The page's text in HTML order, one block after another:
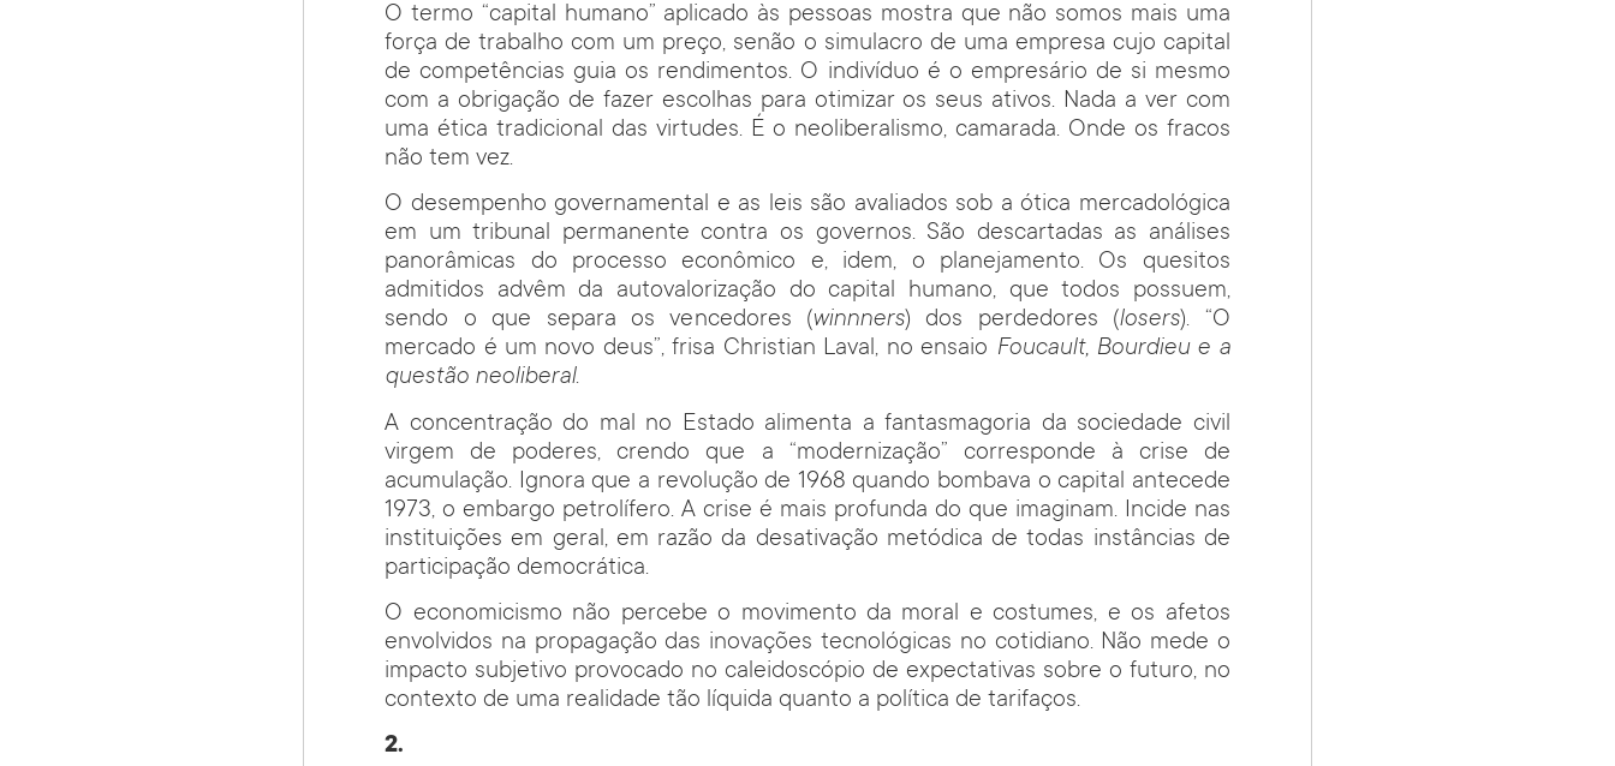
O termo “capital humano” aplicado às pessoas mostra que não somos mais uma
força de trabalho com um preço, senão o simulacro de uma empresa cujo capital
de competências guia os rendimentos. O indivíduo é o empresário de si mesmo
com a obrigação de fazer escolhas para otimizar os seus ativos. Nada a ver com
uma ética tradicional das virtudes. É o neoliberalismo, camarada. Onde os fracos
não tem vez.
O desempenho governamental e as leis são avaliados sob a ótica mercadológica
em um tribunal permanente contra os governos. São descartadas as análises
panorâmicas do processo econômico e, idem, o planejamento. Os quesitos
admitidos advêm da autovalorização do capital humano, que todos possuem,
sendo o que separa os vencedores (winnners) dos perdedores (losers). “O
mercado é um novo deus”, frisa Christian Laval, no ensaio Foucault, Bourdieu e a
questão neoliberal.
A concentração do mal no Estado alimenta a fantasmagoria da sociedade civil
virgem de poderes, crendo que a “modernização” corresponde à crise de
acumulação. Ignora que a revolução de 1968 quando bombava o capital antecede
1973, o embargo petrolífero. A crise é mais profunda do que imaginam. Incide nas
instituições em geral, em razão da desativação metódica de todas instâncias de
participação democrática.
O economicismo não percebe o movimento da moral e costumes, e os afetos
envolvidos na propagação das inovações tecnológicas no cotidiano. Não mede o
impacto subjetivo provocado no caleidoscópio de expectativas sobre o futuro, no
contexto de uma realidade tão líquida quanto a política de tarifaços.
2.